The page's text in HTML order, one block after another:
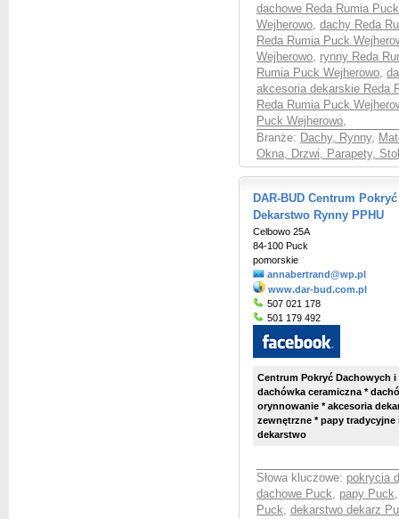
dachowe Reda Rumia
Wejherowo, dachy Reda
Reda Rumia Puck
Wejherowo, rynny Reda
Rumia Puck Wejherowo,
akcesoria dekarskie Reda
Reda Rumia Puck
Puck Wejherowo,
Branże: Dachy, Rynny,
Okna, Drzwi, Parapety,
DAR-BUD Centrum
Dekarstwo Rynny PPHU
Celbowo 25A
84-100 Puck
pomorskie
annabertrand@wp.pl
www.dar-bud.com.pl
507 021 178
501 179 492
Centrum Pokryć Dachowych
dachówka ceramiczna *
orynnowanie * akcesoria
zewnętrzne * papy
dekarstwo
Słowa kluczowe: pokrycia
dachowe Puck, papy Puck
Puck, dekarstwo dekarz